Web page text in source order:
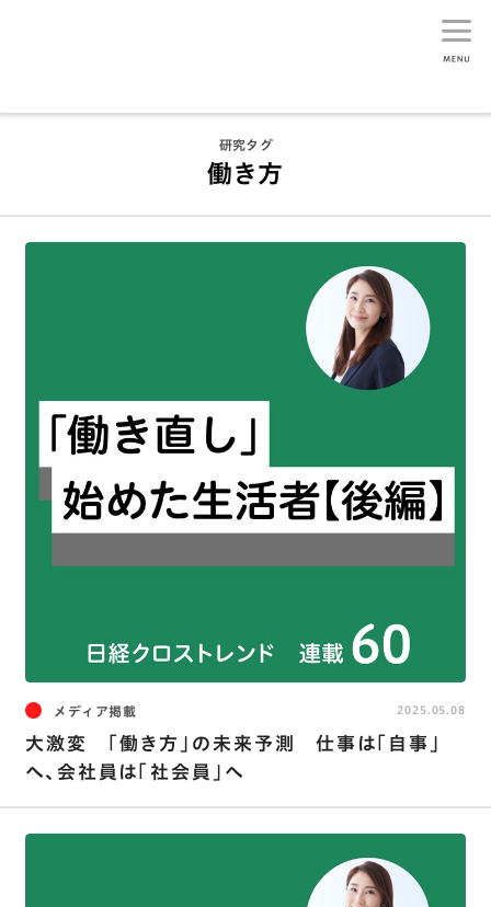
研究タグ
働き方
メディア掲載
大激変 「働き方」の未来予測 仕事は「自事」
へ、会社員は「社会員」へ
2025.05.08